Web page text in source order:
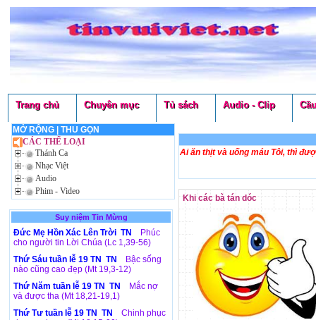
Trang chủ Chuyên mục Tủ sách Audio - Clip
MỞ RỘNG| THU GỌN
CÁC THỂ LOẠI
Thánh Ca
Nhạc Việt
Audio
Phim - Video
Suy niệm Tin Mừng
Đức Mẹ Hồn Xác Lên Trời TN
Phúc
cho người tin Lời Chúa (Lc 1,39-56)
Thứ Sáu tuần lễ 19 TN TN
Bậc sống
nào cũng cao đẹp (Mt 19,3-12)
Thứ Năm tuần lễ 19 TN TN
Mắc nợ
và được tha (Mt 18,21-19,1)
Thứ Tư tuần lễ 19 TN TN
Chinh phục
Ai ăn thịt và uống máu Tôi, thì
Khi các bà tán dóc